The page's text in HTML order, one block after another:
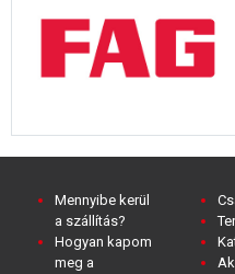
Mennyibe kerül
a szállítás?
Hogyan kapom
meg a